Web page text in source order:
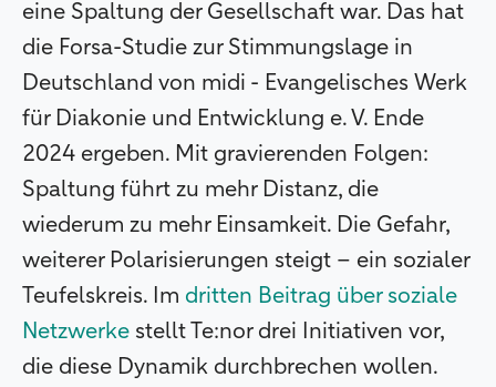
eine Spaltung der Gesellschaft war. Das hat
die Forsa-Studie zur Stimmungslage in
Deutschland von midi - Evangelisches Werk
für Diakonie und Entwicklung e. V. Ende
2024 ergeben. Mit gravierenden Folgen:
Spaltung führt zu mehr Distanz, die
wiederum zu mehr Einsamkeit. Die Gefahr,
weiterer Polarisierungen steigt – ein sozialer
Teufelskreis. Im dritten Beitrag über soziale
Netzwerke stellt Te:nor drei Initiativen vor,
die diese Dynamik durchbrechen wollen.